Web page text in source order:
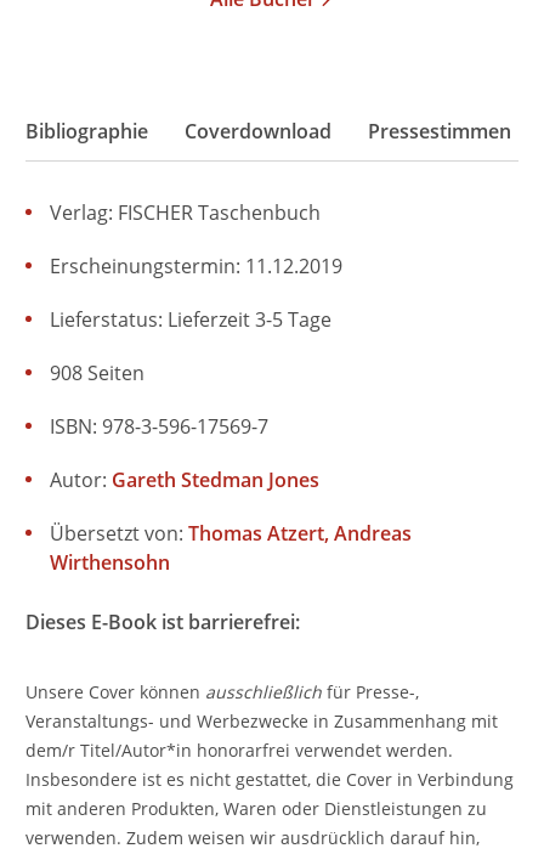
Bibliographie Coverdownload Pressestimmen
Verlag: FISCHER Taschenbuch
Übersetzt von: Thomas Atzert Andreas
Wirthensohn
Erscheinungstermin: 11.12.2019
Lieferstatus: Lieferzeit 3-5 Tage
ISBN: 978-3-596-17569-7
908 Seiten
Autor: Gareth Stedman Jones
Dieses E-Book ist barrierefrei:
Unsere Cover können ausschließlichfür Presse-,
Veranstaltungs- und Werbezwecke in Zusammenhang mit
dem/r Titel/Autor*in honorarfrei verwendet werden.
Insbesondere ist es nicht gestattet, die Cover in Verbindung
mit anderen Produkten, Waren oder Dienstleistungen zu
verwenden. Zudem weisen wir ausdrücklich darauf hin,